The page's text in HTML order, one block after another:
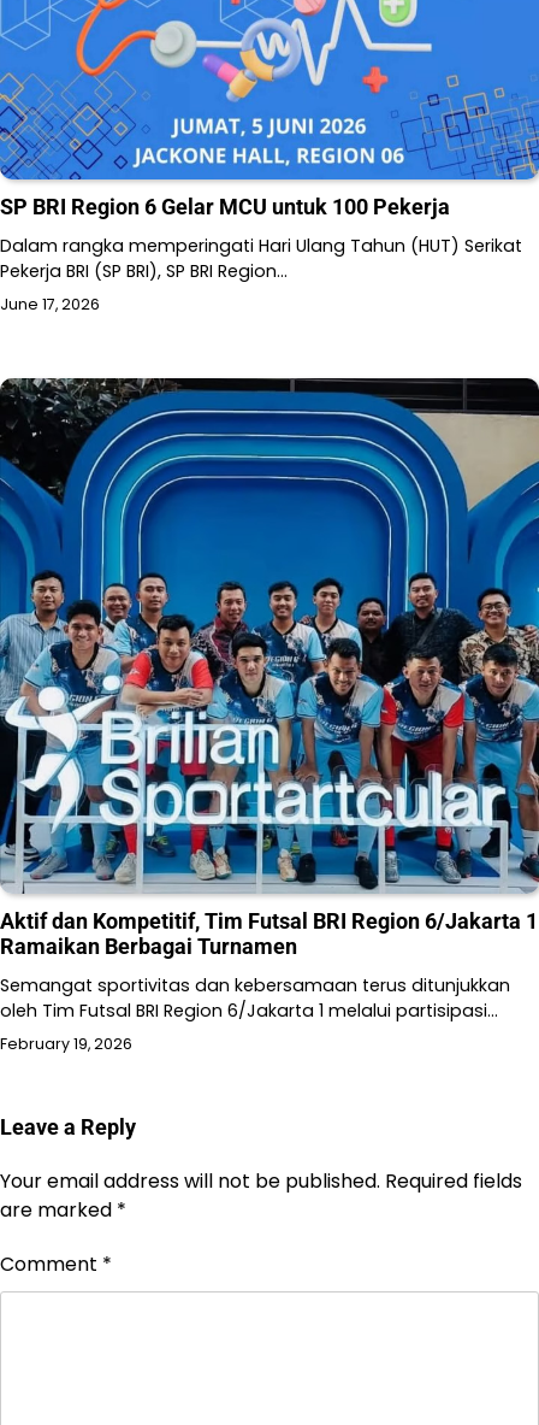
SP BRI Region 6 Gelar MCU untuk 100 Pekerja
Dalam rangka memperingati Hari Ulang Tahun (HUT) Serikat
Pekerja BRI (SP BRI), SP BRI Region…
June 17, 2026
Aktif dan Kompetitif, Tim Futsal BRI Region 6/Jakarta 1
Ramaikan Berbagai Turnamen
Semangat sportivitas dan kebersamaan terus ditunjukkan
oleh Tim Futsal BRI Region 6/Jakarta 1 melalui partisipasi…
February 19, 2026
Leave a Reply
Your email address will not be published. Required fields
are marked *
Comment *